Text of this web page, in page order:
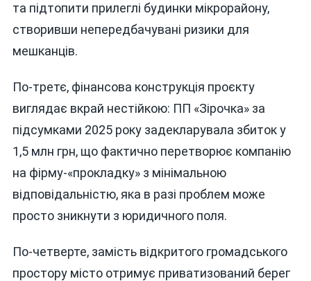
та підтопити прилеглі будинки мікрорайону,
створивши непередбачувані ризики для
мешканців.
По-третє, фінансова конструкція проєкту
виглядає вкрай нестійкою: ПП «Зірочка» за
підсумками 2025 року задекларувала збиток у
1,5 млн грн, що фактично перетворює компанію
на фірму-«прокладку» з мінімальною
відповідальністю, яка в разі проблем може
просто зникнути з юридичного поля.
По-четверте, замість відкритого громадського
простору місто отримує приватизований берег